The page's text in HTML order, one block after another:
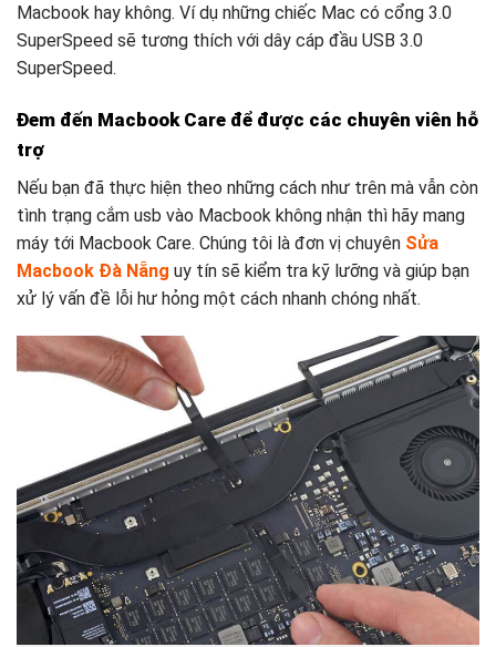
Macbook hay không. Ví dụ những chiếc Mac có cổng 3.0
SuperSpeed sẽ tương thích với dây cáp đầu USB 3.0
SuperSpeed.
Đem đến Macbook Care để được các chuyên viên hỗ
trợ
Nếu bạn đã thực hiện theo những cách như trên mà vẫn còn
tình trạng cắm usb vào Macbook không nhận thì hãy mang
máy tới Macbook Care. Chúng tôi là đơn vị chuyên Sửa
Macbook Đà Nẵng uy tín sẽ kiểm tra kỹ lưỡng và giúp bạn
xử lý vấn đề lỗi hư hỏng một cách nhanh chóng nhất.